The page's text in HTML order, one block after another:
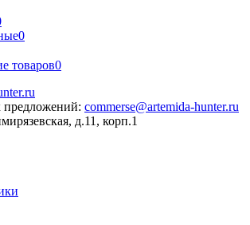
0
товаров0
предложений: commerse@artemida-hunter.ru
д.11, корп.1